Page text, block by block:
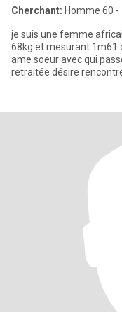
Cherchant: Homme 60 -
je suis une femme africaine calme souriante belle ronde
68kg et mesurant 1m61 célibataire agee de
ame soeur avec qui
retraitée désire